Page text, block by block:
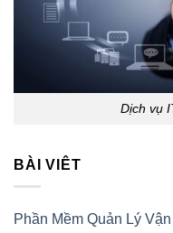
Dịch vụ
BÀI VIÊT
Phần Mềm Quản Lý